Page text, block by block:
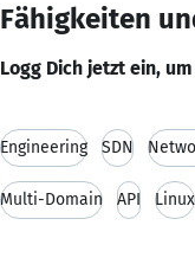
Fähigkeiten
Logg Dich jetzt ein,
Engineering SDN
Multi-Domain API Linux